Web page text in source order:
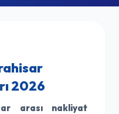
2026
arası nakliyat